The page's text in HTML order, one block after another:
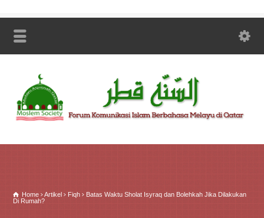
Home Artikel Fiqh
Batas Waktu Sholat Isyraq dan Bolehkah Jika Dilakukan
Di Rumah?